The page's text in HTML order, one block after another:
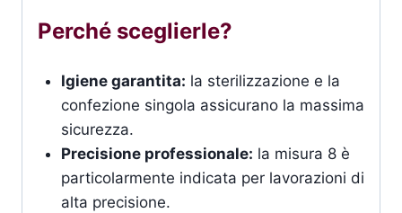
Perché sceglierle?
Igiene garantita: la sterilizzazione e la
confezione singola assicurano la massima
sicurezza.
Precisione professionale: la misura 8 è
particolarmente indicata per lavorazioni di
alta precisione.